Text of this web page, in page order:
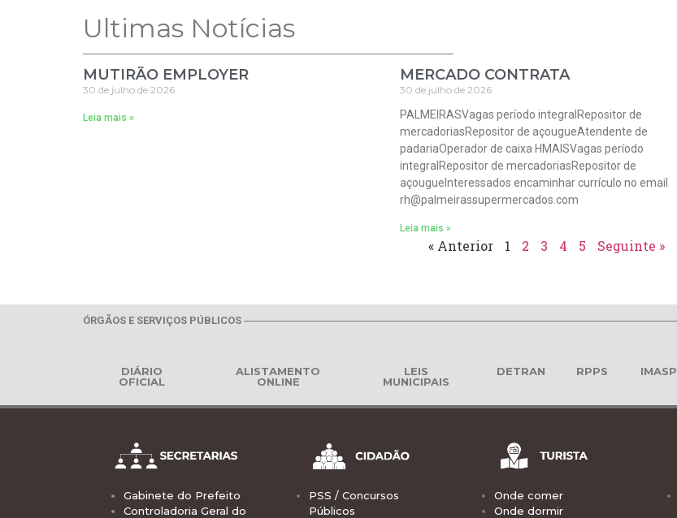
Ultimas Notícias
MUTIRÃO EMPLOYER
30 de julho de 2026
Leia mais »
MERCADO CONTRATA
30 de julho de 2026
PALMEIRASVagas período integralRepositor de
mercadoriasRepositor de açougueAtendente de
padariaOperador de caixa HMAISVagas período
integralRepositor de mercadoriasRepositor de
açougueInteressados encaminhar currículo no email
rh@palmeirassupermercados.com
Leia mais »
« Anterior 1 2 3 4 5 Seguinte »
ÓRGÃOS E SERVIÇOS PÚBLICOS
DIÁRIO
OFICIAL
ALISTAMENTO
ONLINE
LEIS
MUNICIPAIS
DETRAN RPPS IMASP
Gabinete do Prefeito
Controladoria Geral do
PSS / Concursos
Públicos
Onde comer
Onde dormir